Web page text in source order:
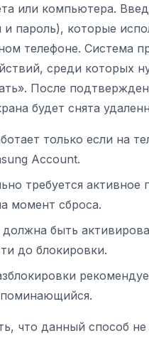
или компьютера.
и пароль), которые
телефоне. Система
среди которых
После
будет снята
только если на
Account.
требуется
момент сброса.
должна быть
до блокировки.
что данный способ